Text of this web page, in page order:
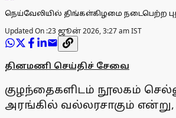
நெய்வேலியில் திங்கள்கிழமை நடைபெற்ற
Updated On :23 ஜூன் 2026, 3:27 am IST
தினமணி செய்திச் சேவை
குழந்தைகளிடம் நூலகம்
அரங்கில் வல்லரசாகும் என்று,